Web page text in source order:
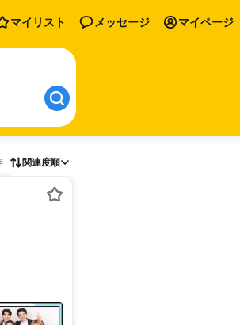
マイリスト メッセージ マイページ
関連度順